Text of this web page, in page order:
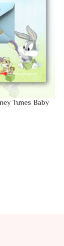
Tunes Baby